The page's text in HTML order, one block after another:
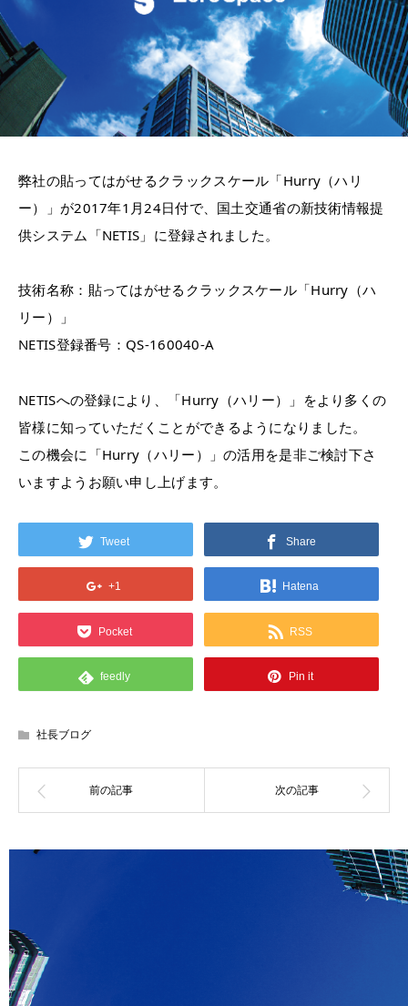
弊社の貼ってはがせるクラックスケール「Hurry（ハリ
ー）」が2017年1月24日付で、国土交通省の新技術情報提
供システム「NETIS」に登録されました。
技術名称：貼ってはがせるクラックスケール「Hurry（ハ
リー）」
NETIS登録番号：QS-160040-A
NETISへの登録により、「Hurry（ハリー）」をより多くの
皆様に知っていただくことができるようになりました。
この機会に「Hurry（ハリー）」の活用を是非ご検討下さ
いますようお願い申し上げます。
Tweet Share
+1 Hatena
Pocket RSS
feedly Pin it
社長ブログ